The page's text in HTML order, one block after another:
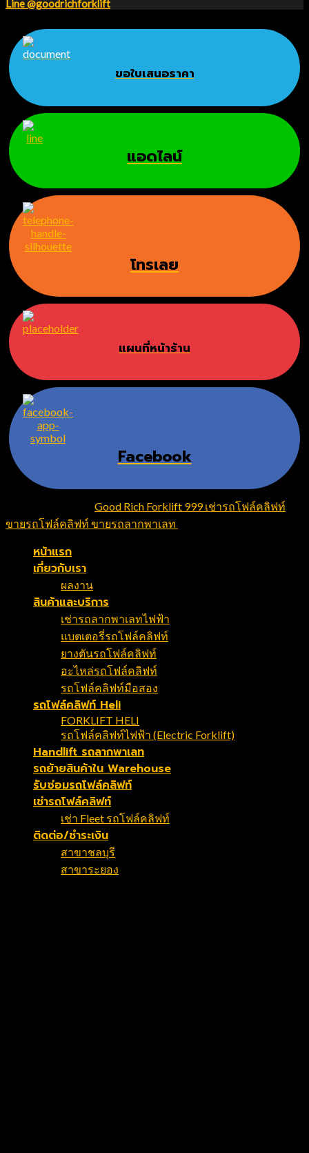
Line @goodrichforklift
ขอใบเสนอราคา
แอดไลน์
โทรเลย
แผนที่หน้าร้าน
Facebook
Good Rich Forklift 999 เช่ารถโฟล์คลิฟท์
ขายรถโฟล์คลิฟท์ ขายรถลากพาเลท
หน้าแรก
เกี่ยวกับเรา
ผลงาน
สินค้าและบริการ
เช่ารถลากพาเลทไฟฟ้า
แบตเตอรี่รถโฟล์คลิฟท์
ยางตันรถโฟล์คลิฟท์
อะไหล่รถโฟล์คลิฟท์
รถโฟล์คลิฟท์มือสอง
รถโฟล์คลิฟท์ Heli
FORKLIFT HELI
รถโฟล์คลิฟท์ไฟฟ้า (Electric Forklift)
Handlift รถลากพาเลท
รถย้ายสินค้าใน Warehouse
รับซ่อมรถโฟล์คลิฟท์
เช่ารถโฟล์คลิฟท์
เช่า Fleet รถโฟล์คลิฟท์
ติดต่อ/ชำระเงิน
สาขาชลบุรี
สาขาระยอง